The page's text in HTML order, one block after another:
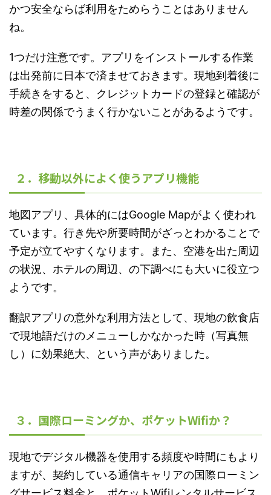
かつ安全ならば利用をためらうことはありません
ね。
1つだけ注意です。アプリをインストールする作業
は出発前に日本で済ませておきます。現地到着後に
手続きをすると、クレジットカードの登録と確認が
時差の関係でうまく行かないことがあるようです。
２．移動以外によく使うアプリ機能
地図アプリ、具体的にはGoogle Mapがよく使われ
ています。行き先や所要時間がざっとわかることで
予定が立てやすくなります。また、空港を出た周辺
の状況、ホテルの周辺、の下調べにも大いに役立つ
ようです。
翻訳アプリの意外な利用方法として、現地の飲食店
で現地語だけのメニューしかなかった時（写真無
し）に効果絶大、という声がありました。
３．国際ローミングか、ポケットWifiか？
現地でデジタル機器を使用する頻度や時間にもより
ますが、契約している通信キャリアの国際ローミン